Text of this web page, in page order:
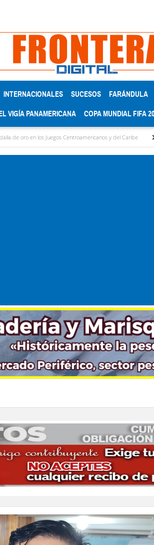
INTERNACIONALES SUCESOS FARÁNDULA
VIGÍA PANAMERICANA COPA MUNDIAL FIFA
Juegos Centroamericanos y del Caribe Murió